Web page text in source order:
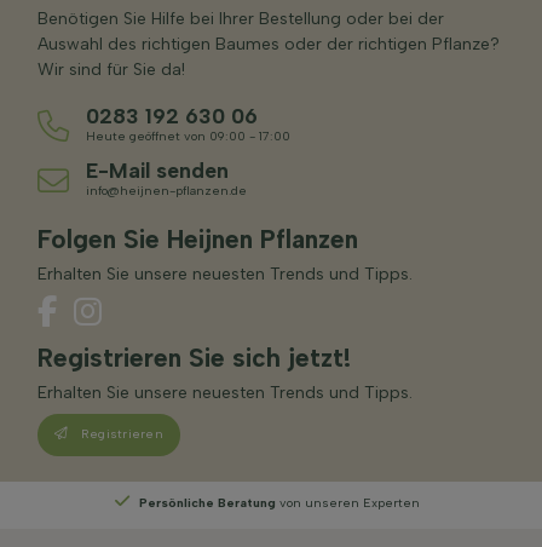
Benötigen Sie Hilfe bei Ihrer Bestellung oder bei der
Auswahl des richtigen Baumes oder der richtigen Pflanze?
Wir sind für Sie da!
0283 192 630 06
Heute geöffnet von 09:00 - 17:00
E-Mail senden
info@heijnen-pflanzen.de
Folgen Sie Heijnen Pflanzen
Erhalten Sie unsere neuesten Trends und Tipps.
Registrieren Sie sich jetzt!
Erhalten Sie unsere neuesten Trends und Tipps.
Registrieren
unseren Experten Wählen